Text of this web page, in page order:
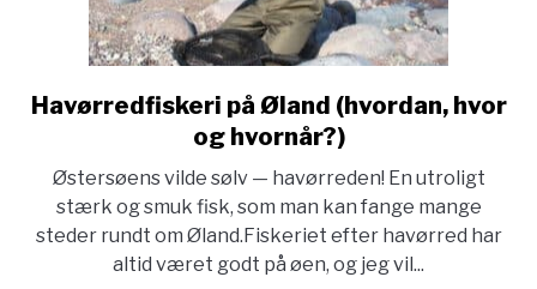
link
to
på
Øland
(hvordan,
hvor
Havørredfiskeri på Øland (hvordan, hvor
og hvornår?)
Østersøens vilde sølv — havørreden! En utroligt
stærk og smuk fisk, som man kan fange mange
steder rundt om Øland.Fiskeriet efter havørred har
altid været godt på øen, og jeg vil...